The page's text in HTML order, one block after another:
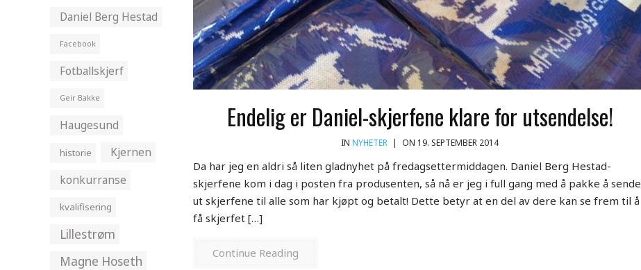
Endelig er Daniel-skjerfene klare for utsendelse!
INNYHETER | ON 19. SEPTEMBER 2014
Da har jeg en aldri så liten gladnyhet på fredagsettermiddagen. Daniel Berg Hestad-
skjerfene kom i dag i posten fra produsenten, så nå er jeg i full gang med å pakke å sende
ut skjerfene til alle som har kjøpt og betalt! Dette betyr at en del av dere kan se frem til å
få skjerfet […]
Continue Reading
Daniel Berg Hestad
Facebook
Fotballskjerf
Geir Bakke
Haugesund
historie
Kjernen
konkurranse
kvalifisering
Lillestrøm
Magne Hoseth